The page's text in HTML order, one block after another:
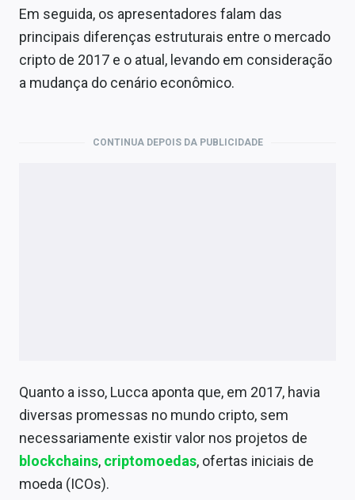
Em seguida, os apresentadores falam das
principais diferenças estruturais entre o mercado
cripto de 2017 e o atual, levando em consideração
a mudança do cenário econômico.
CONTINUA DEPOIS DA PUBLICIDADE
Quanto a isso, Lucca aponta que, em 2017, havia
diversas promessas no mundo cripto, sem
necessariamente existir valor nos projetos de
blockchains, criptomoedas, ofertas iniciais de
moeda (ICOs).